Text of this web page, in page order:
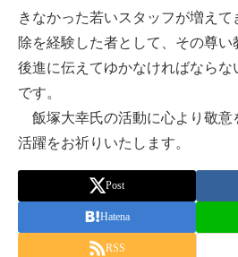
きなかった若いスタッフが増え
除を経験した者として、その尊
後進に伝えてゆかなければならな
です。
飯塚大幸氏の活動に心より敬意
活躍をお祈りいたします。
Post
Hatena
RSS